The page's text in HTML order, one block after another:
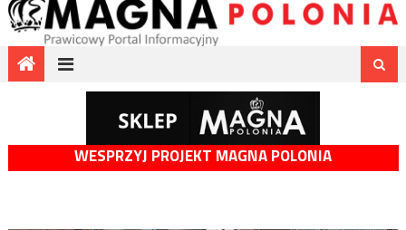
WESPRZYJ PROJEKT MAGNA POLONIA